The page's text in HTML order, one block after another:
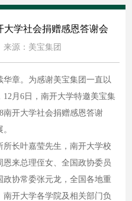
大学社会捐赠感恩答谢会
来源：美宝集团
章。为感谢美宝集团一直以
月6日，南开大学特邀美宝集
南开大学社会捐赠感恩答谢
长叶嘉莹先生，南开大学校
来总理侄女、全国政协委员
协常委张元龙，全国各地重
开大学各学院及相关部门负